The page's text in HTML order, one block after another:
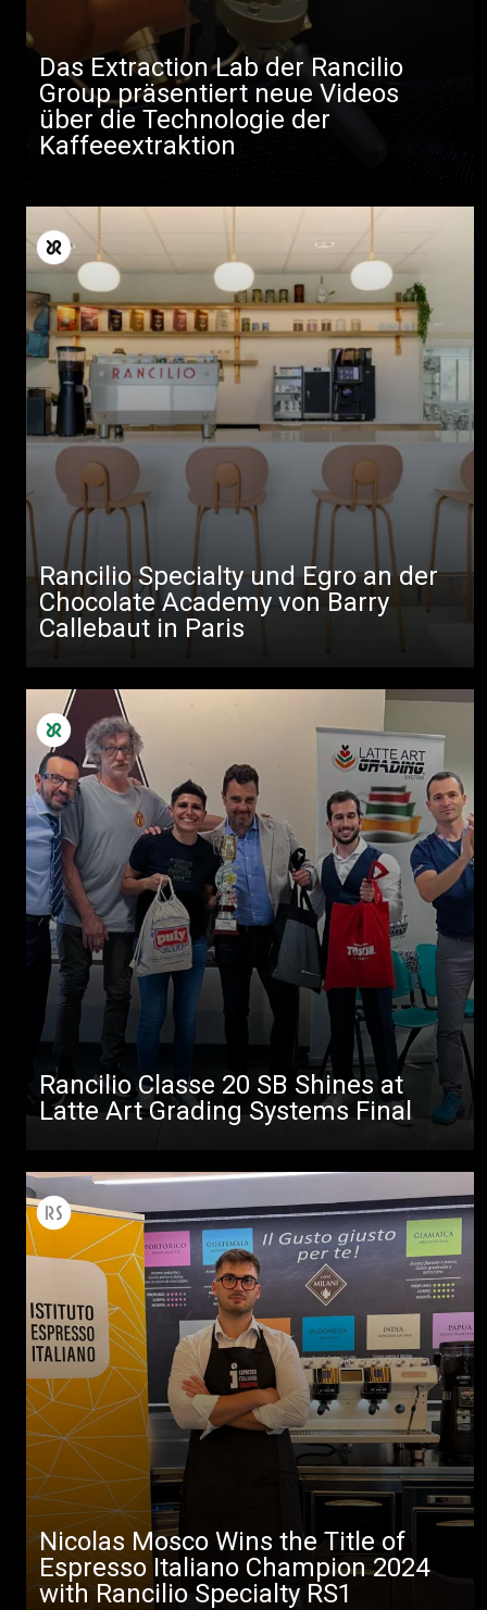
Das Extraction Lab der Rancilio
Group präsentiert neue Videos
über die Technologie der
Kaffeeextraktion
Rancilio Specialty und Egro an der
Chocolate Academy von Barry
Callebaut in Paris
Rancilio Classe 20 SB Shines at
Latte Art Grading Systems Final
Nicolas Mosco Wins the Title of
Espresso Italiano Champion 2024
with Rancilio Specialty RS1